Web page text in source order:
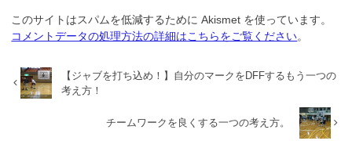
このサイトはスパムを低減するために Akismet を使っています。
コメントデータの処理方法の詳細はこちらをご覧ください。
【ジャブを打ち込め！】自分のマークをDFFするもう一つの
考え方！
チームワークを良くする一つの考え方。